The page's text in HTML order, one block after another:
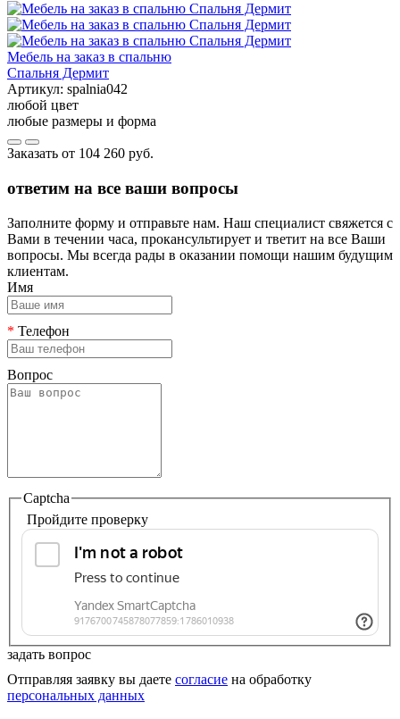
Мебель на заказ в спальню
Спальня Дермит
Артикул: spalnia042
любой цвет
любые размеры и форма
Заказать от 104 260 руб.
ответим на все ваши вопросы
Заполните форму и отправьте нам. Наш специалист свяжется с
Вами в течении часа, прокансультирует и тветит на все Ваши
вопросы. Мы всегда рады в оказании помощи нашим будущим
клиентам.
Имя
* Телефон
Вопрос
Captcha
Пройдите проверку
задать вопрос
Отправляя заявку вы даете согласие на обработку
персональных данных